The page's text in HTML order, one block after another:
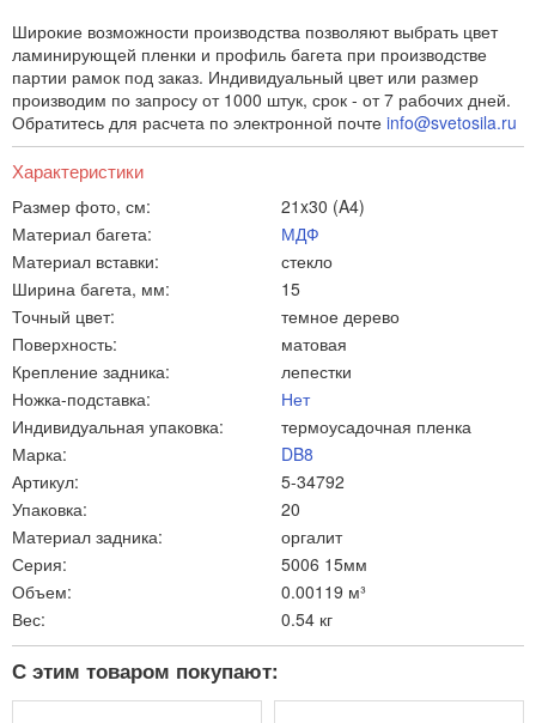
Широкие возможности производства позволяют выбрать цвет
ламинирующей пленки и профиль багета при производстве
партии рамок под заказ. Индивидуальный цвет или размер
производим по запросу от 1000 штук, срок - от 7 рабочих дней.
Обратитесь для расчета по электронной почте info@svetosila.ru
Характеристики
Размер фото, см:
21x30 (A4)
Материал багета:
МДФ
Материал вставки:
стекло
Ширина багета, мм:
15
Точный цвет:
темное дерево
Поверхность:
матовая
Крепление задника:
лепестки
Ножка-подставка:
Нет
Индивидуальная упаковка:
термоусадочная пленка
Марка:
DB8
Артикул:
5-34792
Упаковка:
20
Материал задника:
оргалит
Серия:
5006 15мм
Объем:
0.00119 м³
Вес:
0.54 кг
С этим товаром покупают: